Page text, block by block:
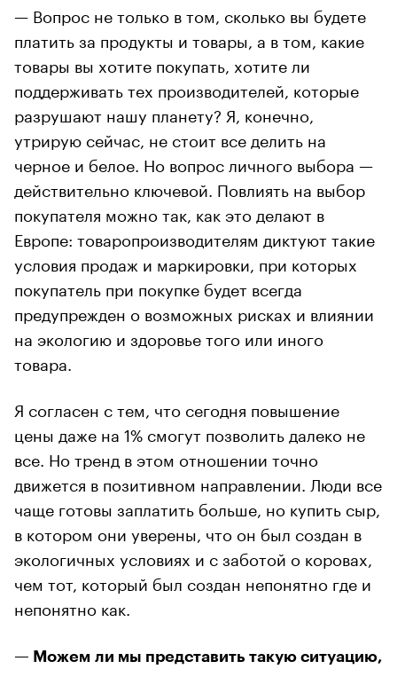
— Вопрос не только в том, сколько вы будете
платить за продукты и товары, а в том, какие
товары вы хотите покупать, хотите ли
поддерживать тех производителей, которые
разрушают нашу планету? Я, конечно,
утрирую сейчас, не стоит все делить на
черное и белое. Но вопрос личного выбора —
действительно ключевой. Повлиять на выбор
покупателя можно так, как это делают в
Европе: товаропроизводителям диктуют такие
условия продаж и маркировки, при которых
покупатель при покупке будет всегда
предупрежден о возможных рисках и влиянии
на экологию и здоровье того или иного
товара.
Я согласен с тем, что сегодня повышение
цены даже на 1% смогут позволить далеко не
все. Но тренд в этом отношении точно
движется в позитивном направлении. Люди все
чаще готовы заплатить больше, но купить сыр,
в котором они уверены, что он был создан в
экологичных условиях и с заботой о коровах,
чем тот, который был создан непонятно где и
непонятно как.
— Можем ли мы представить такую ситуацию,